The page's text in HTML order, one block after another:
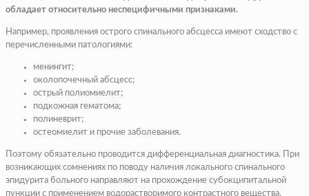
обладает относительно неспецифичными признаками.
Например, проявления острого спинального абсцесса имеют сходство с
перечисленными патологиями:
менингит;
околопочечный абсцесс;
острый полиомиелит;
подкожная гематома;
полиневрит;
остеомиелит и прочие заболевания.
Поэтому обязательно проводится дифференциальная диагностика. При
возникающих сомнениях по поводу наличия локального спинального
эпидурита больного направляют на прохождение субокципитальной
пункции с применением водорастворимого контрастного вещества.